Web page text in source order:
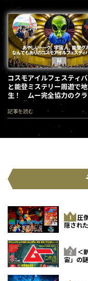
コスモアイルフェスティ
と能登ミステリー周遊で
生！ ムー完全協力のクラ
第３弾が始動
記事を読む
圧
隠され
＜
宙」の